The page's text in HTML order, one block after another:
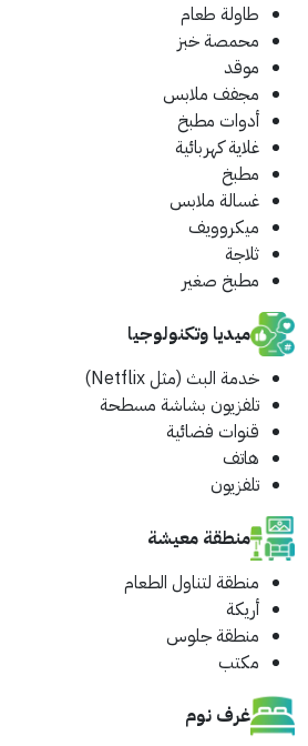
طاولة طعام
محمصة خبز
موقد
مجفف ملابس
أدوات مطبخ
غلاية كهربائية
مطبخ
غسالة ملابس
ميكروويف
ثلاجة
مطبخ صغير
ميديا وتكنولوجيا
خدمة البث (مثل Netflix)
تلفزيون بشاشة مسطحة
قنوات فضائية
هاتف
تلفزيون
منطقة معيشة
منطقة لتناول الطعام
أريكة
منطقة جلوس
مكتب
غرف نوم